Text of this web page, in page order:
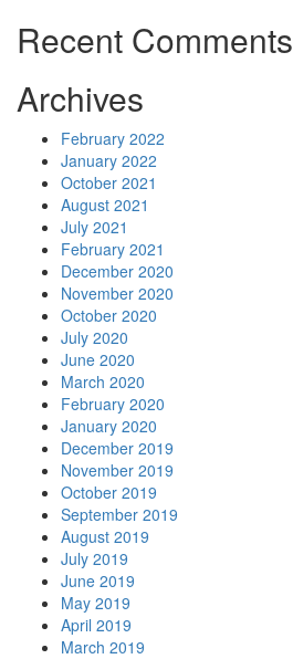
Recent Comments
Archives
February 2022
January 2022
October 2021
August 2021
July 2021
February 2021
December 2020
November 2020
October 2020
July 2020
June 2020
March 2020
February 2020
January 2020
December 2019
November 2019
October 2019
September 2019
August 2019
July 2019
June 2019
May 2019
April 2019
March 2019